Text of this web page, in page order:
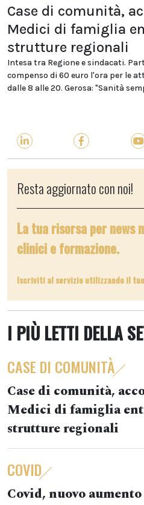
Case di comunità,
Medici di famiglia
strutture regionali
Intesa tra Regione e sindacati.
compenso di 60 euro l'ora per le
dalle 8 alle 20. Gerosa: "Sanità
Resta aggiornato con noi!
La tua risorsa per news
clinici e formazione.
Iscriviti al servizio utilizzando il
I PIÙ LETTI DELLA
CASE DI COMUNITÀ
Case di comunità,
Medici di famiglia
strutture regionali
COVID
Covid, nuovo